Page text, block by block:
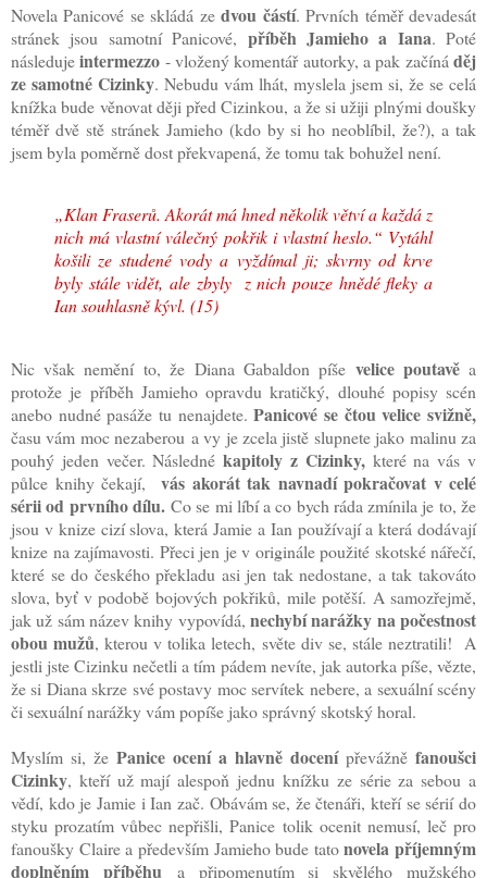
Novela Panicové se skládá zedvou částí. Prvních téměř devadesát
stránek jsou samotní Panicové, příběh Jamieho a Iana. Poté
následujeintermezzo - vložený komentář autorky, a pak začínáděj
ze samotné Cizinky. Nebudu vám lhát, myslela jsem si, že se celá
knížka bude věnovat ději před Cizinkou, a že si užiji plnými doušky
téměř dvě stě stránek Jamieho (kdo by si ho neoblíbil, že?), a tak
jsem byla poměrně dost překvapená, že tomu tak bohužel není.
„Klan Fraserů. Akorát má hned několik větví a každá z
nich má vlastní válečný pokřik i vlastní heslo.“ Vytáhl
košili ze studené vody a vyždímal ji; skvrny od krve
byly stále vidět, ale zbyly z nich pouze hnědé fleky a
Ian souhlasně kývl. (15)
Nic však nemění to, že Diana Gabaldon píše velice poutavěa
protože je příběh Jamieho opravdu kratičký, dlouhé popisy scén
anebo nudné pasáže tu nenajdete.Panicové se čtou velice svižně,
času vám moc nezaberou a vy je zcela jistě slupnete jako malinu za
pouhý jeden večer. Následné kapitoly z Cizinky, které na vás v
půlce knihy čekají, vás akorát tak navnadí pokračovat v celé
sérii od prvního dílu.Co se mi líbí a co bych ráda zmínila je to, že
jsou v knize cizí slova, která Jamie a Ian používají a která dodávají
knize na zajímavosti. Přeci jen je v originále použité skotské nářečí,
které se do českého překladu asi jen tak nedostane, a tak takováto
slova, byť v podobě bojových pokřiků, mile potěší. A samozřejmě,
jak už sám název knihy vypovídá, nechybí narážky na počestnost
obou mužů, kterou v tolika letech, světe div se, stále neztratili! A
jestli jste Cizinku nečetli a tím pádem nevíte, jak autorka píše, vězte,
že si Diana skrze své postavy moc servítek nebere, a sexuální scény
či sexuální narážky vám popíše jako správný skotský horal.
Myslím si, že Panice ocení a hlavně docení převážně fanoušci
Cizinky, kteří už mají alespoň jednu knížku ze série za sebou a
vědí, kdo je Jamie i Ian zač. Obávám se, že čtenáři, kteří se sérií do
styku prozatím vůbec nepřišli, Panice tolik ocenit nemusí, leč pro
fanoušky Claire a především Jamieho bude tatonovela příjemným
doplněním příběhu a připomenutím si skvělého mužského